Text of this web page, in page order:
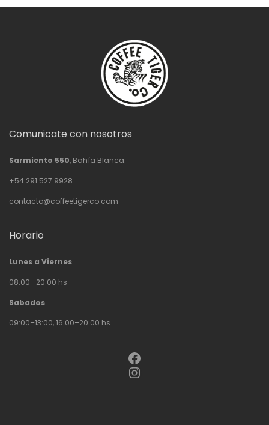
Comunicate con nosotros
Sarmiento 550, Bahía Blanca.
+54 291 527 9928
contacto@coffeetigerco.com
Horario
Lunes a Viernes
08.00 -20.00 hs
Sabados
09:00–13:00, 16:00–20:00 hs
Facebook
Instagram